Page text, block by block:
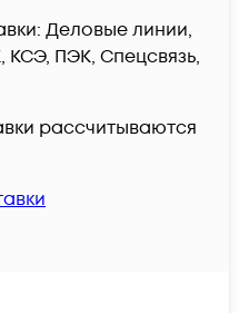
Деловые линии,
КСЭ, ПЭК, Спецсвязь,
рассчитываются